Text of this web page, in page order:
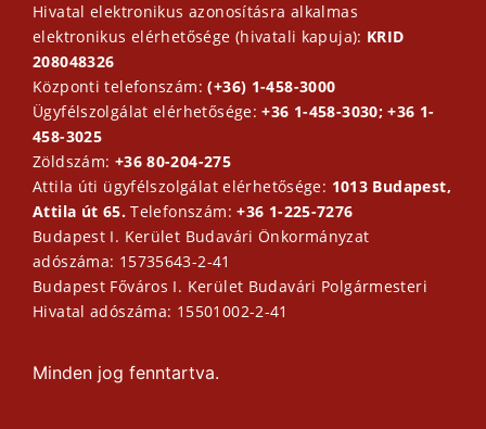
Hivatal elektronikus azonosításra alkalmas
elektronikus elérhetősége (hivatali kapuja): KRID
208048326
Központi telefonszám:(+36) 1-458-3000
Ügyfélszolgálat elérhetősége:+36 1-458-3030; +36 1-
458-3025
Zöldszám: +36 80-204-275
Attila úti ügyfélszolgálat elérhetősége: 1013 Budapest,
Attila út 65.Telefonszám:+36 1-225-7276
Budapest I. Kerület Budavári Önkormányzat
adószáma: 15735643-2-41
Budapest Főváros I. Kerület Budavári Polgármesteri
Hivatal adószáma: 15501002-2-41
Minden jog fenntartva.